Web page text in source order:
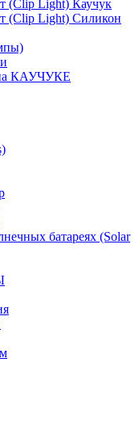
(Clip Light) Каучук
(Clip Light) Силикон
КАУЧУКЕ
батареях (Solar